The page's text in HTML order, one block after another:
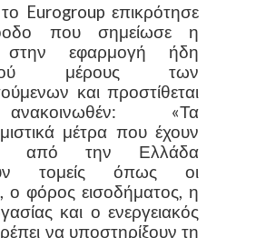
Eurogroup επικρότησε
που σημείωσε η
στην εφαρμογή ήδη
μέρους των
και προστίθεται
«Τα
μέτρα που έχουν
από την Ελλάδα
τομείς όπως οι
ο φόρος εισοδήματος, η
και ο ενεργειακός
να υποστηρίξουν τη